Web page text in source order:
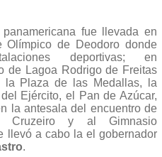
fue llevada en
Olímpico de Deodoro donde
deportivas; en
de Lagoa Rodrigo de Freitas
la Plaza de las Medallas, la
Ejército, el Pan de Azúcar,
la antesala del encuentro de
Cruzeiro y al Gimnasio
llevó a cabo la el gobernador
.